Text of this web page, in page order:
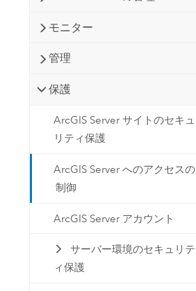
モニター
管理
保護
ArcGIS Server サイトのセキュ
リティ保護
ArcGIS Server へのアクセスの
制御
ArcGIS Server アカウント
サーバー環境のセキュリテ
ィ保護